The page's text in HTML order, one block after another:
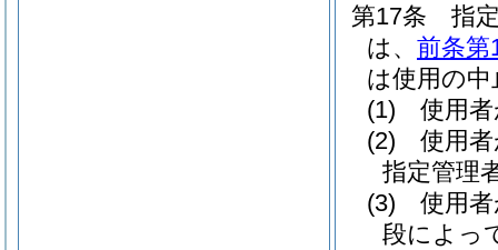
第17条
指
は、 前条第
は使用の
(1)
使用
(2)
使用
指定管理
(3)
使用
段によっ